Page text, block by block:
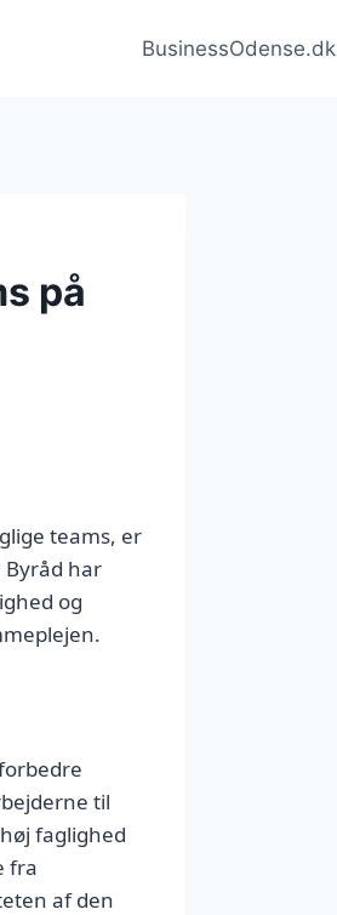
BusinessOdense.dk
på
teams, er
har
og
til
faglighed
fra
af den